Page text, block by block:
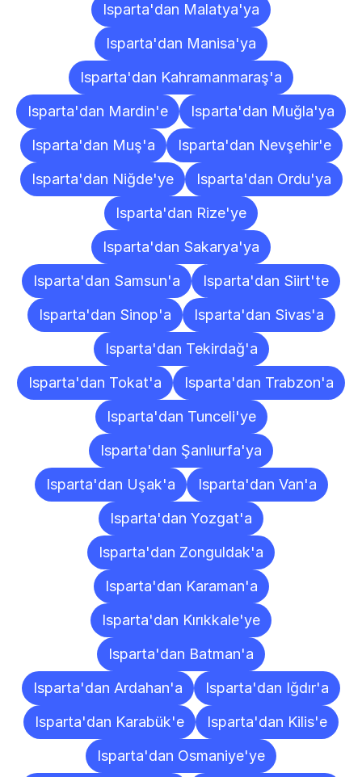
Isparta'dan Malatya'ya
Isparta'dan Manisa'ya
Isparta'dan Kahramanmaraş'a
Isparta'dan Mardin'e
Isparta'dan Muğla'ya
Isparta'dan Muş'a
Isparta'dan Nevşehir'e
Isparta'dan Niğde'ye
Isparta'dan Ordu'ya
Isparta'dan Rize'ye
Isparta'dan Sakarya'ya
Isparta'dan Samsun'a
Isparta'dan Siirt'te
Isparta'dan Sinop'a
Isparta'dan Sivas'a
Isparta'dan Tekirdağ'a
Isparta'dan Tokat'a
Isparta'dan Trabzon'a
Isparta'dan Tunceli'ye
Isparta'dan Şanlıurfa'ya
Isparta'dan Uşak'a
Isparta'dan Van'a
Isparta'dan Yozgat'a
Isparta'dan Zonguldak'a
Isparta'dan Karaman'a
Isparta'dan Kırıkkale'ye
Isparta'dan Batman'a
Isparta'dan Ardahan'a
Isparta'dan Iğdır'a
Isparta'dan Karabük'e
Isparta'dan Kilis'e
Isparta'dan Osmaniye'ye